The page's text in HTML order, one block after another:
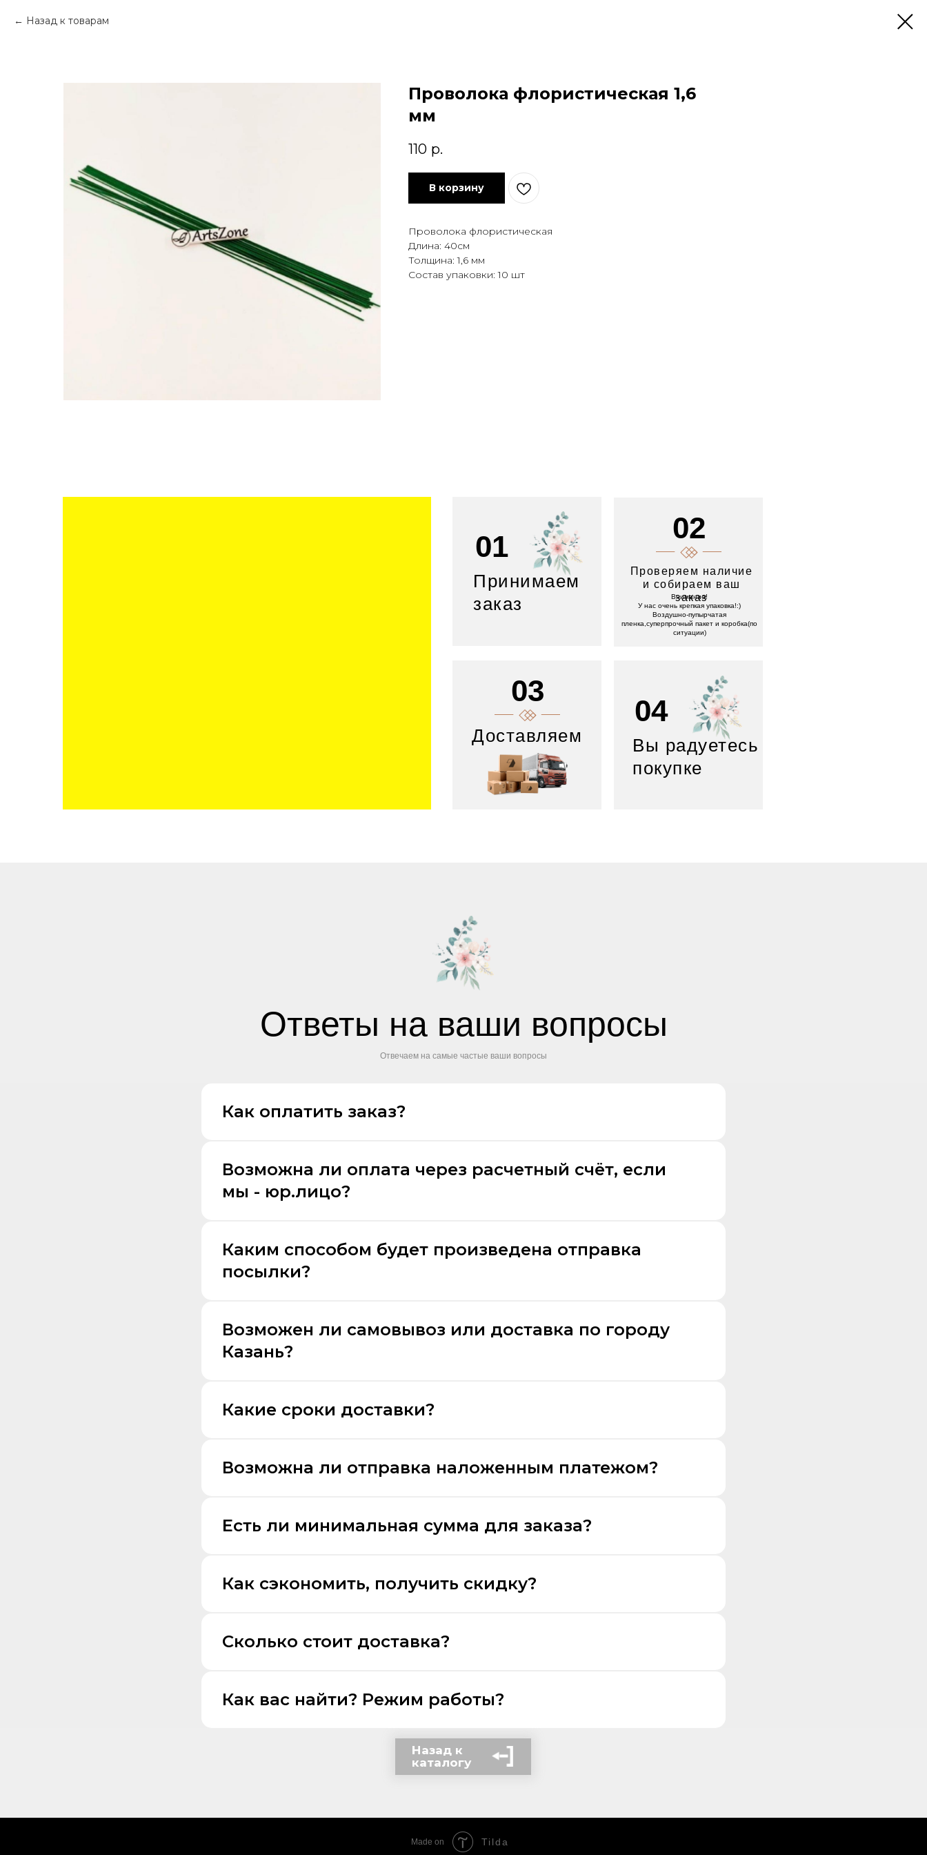
Назад к товарам
Проволока флористическая 1,6
мм
110 р.
В корзину
Проволока флористическая
Длина: 40см
Толщина: 1,6 мм
Состав упаковки: 10 шт
01
Принимаем
заказ
02
Проверяем наличие
и собираем ваш
заказ
03
Доставляем
04
Вы радуетесь
покупке
Внимание!
У нас очень крепкая упаковка!:)
Воздушно-пупырчатая
пленка,суперпрочный пакет и коробка(по
ситуации)
Ответы на ваши вопросы
Отвечаем на самые частые ваши вопросы
Как оплатить заказ?
Возможна ли оплата через расчетный счёт, если
мы - юр.лицо?
Каким способом будет произведена отправка
посылки?
Возможен ли самовывоз или доставка по городу
Казань?
Какие сроки доставки?
Возможна ли отправка наложенным платежом?
Есть ли минимальная сумма для заказа?
Как сэкономить, получить скидку?
Сколько стоит доставка?
Как вас найти? Режим работы?
Назад к
каталогу
Made on Tilda